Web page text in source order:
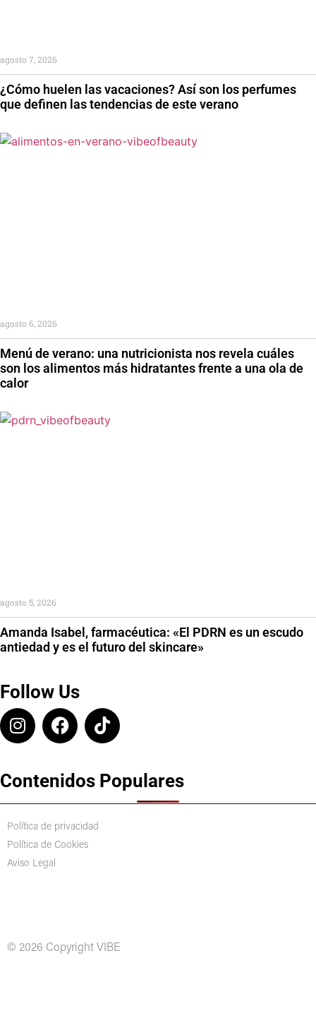
¿Cómo huelen las vacaciones? Así son los perfumes
que definen las tendencias de este verano
agosto 7, 2026
Menú de verano: una nutricionista nos revela cuáles
son los alimentos más hidratantes frente a una ola de
calor
agosto 6, 2026
Amanda Isabel, farmacéutica: «El PDRN es un escudo
antiedad y es el futuro del skincare»
agosto 5, 2026
Follow Us
Contenidos Populares
Política de privacidad
Política de Cookies
Aviso Legal
© 2026 Copyright VIBE